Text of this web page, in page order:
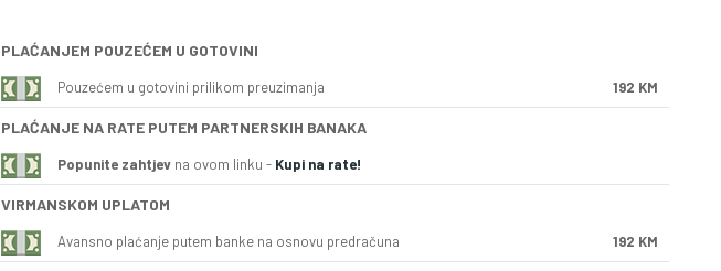
PLAĆANJEM POUZEĆEM U GOTOVINI
Pouzećem u gotovini prilikom preuzimanja 192 KM
PLAĆANJE NA RATE PUTEM PARTNERSKIH BANAKA
Popunite zahtjev na ovom linku - Kupi na rate!
VIRMANSKOM UPLATOM
Avansno plaćanje putem banke na osnovu predračuna 192 KM